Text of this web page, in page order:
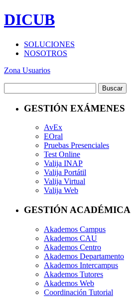
DICUB
SOLUCIONES
NOSOTROS
Zona Usuarios
GESTIÓN EXÁMENES
AvEx
EOral
Pruebas Presenciales
Test Online
Valija INAP
Valija Portátil
Valija Virtual
Valija Web
GESTIÓN ACADÉMICA
Akademos Campus
Akademos CAU
Akademos Centro
Akademos Departamento
Akademos Intercampus
Akademos Tutores
Akademos Web
Coordinación Tutorial